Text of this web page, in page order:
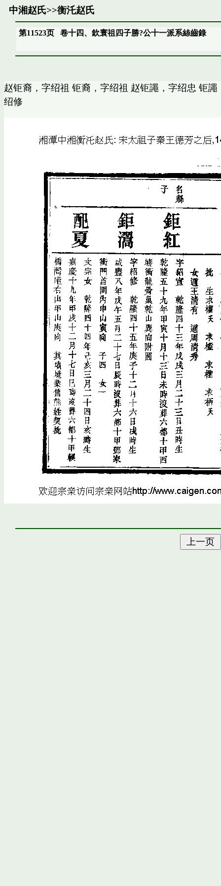
中湘赵氏>>衡汑赵氏
第11523页卷十四、欽寰祖四子勝?公十一派系絲齒錄
赵钜裔，字绍祖 钜裔，字绍祖 赵钜譝，字绍忠 钜
绍修